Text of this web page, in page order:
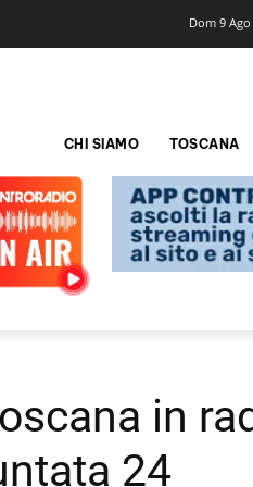
Dom 9 Ago
CHI SIAMO TOSCANA
in
24